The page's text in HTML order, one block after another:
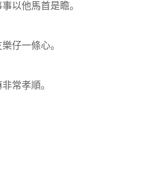
以他馬首是瞻。
仔一條心。
常孝順。